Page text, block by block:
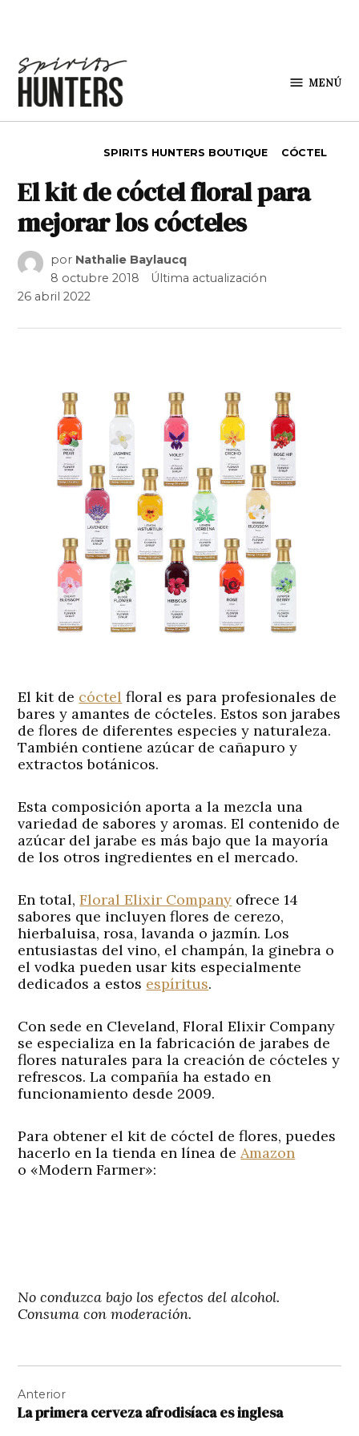
MENÚ
SPIRITS HUNTERS BOUTIQUE CÓCTEL
El kit de cóctel floral para
mejorar los cócteles
por Nathalie Baylaucq
8 octubre 2018
Última actualización
26 abril 2022
El kit de cóctel floral es para profesionales de
bares y amantes de cócteles. Estos son jarabes
de flores de diferentes especies y naturaleza.
También contiene azúcar de cañapuro y
extractos botánicos.
Esta composición aporta a la mezcla una
variedad de sabores y aromas. El contenido de
azúcar del jarabe es más bajo que la mayoría
de los otros ingredientes en el mercado.
En total,Floral Elixir Company ofrece 14
sabores que incluyen flores de cerezo,
hierbaluisa, rosa, lavanda o jazmín. Los
entusiastas del vino, el champán, la ginebra o
el vodka pueden usar kits especialmente
dedicados a estos espíritus.
Con sede en Cleveland, Floral Elixir Company
se especializa en la fabricación de jarabes de
flores naturales para la creación de cócteles y
refrescos. La compañía ha estado en
funcionamiento desde 2009.
Para obtener el kit de cóctel de flores, puedes
hacerlo en la tienda en línea deAmazon
o «Modern Farmer»:
No conduzca bajo los efectos del alcohol.
Consuma con moderación.
de
entradas
Anterior
La primera cerveza afrodisíaca es inglesa